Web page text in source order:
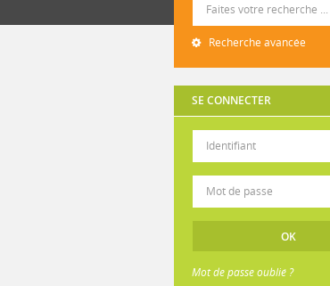
Recherche avancée
SE CONNECTER
Mot de passe oublié ?